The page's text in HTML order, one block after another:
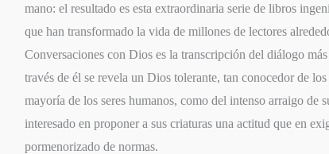
mano: el resultado es esta extraordinaria serie de libros
que han transformado la vida de millones de lectores
Conversaciones con Dios es la transcripción del diálogo
través de él se revela un Dios tolerante, tan conocedor de
mayoría de los seres humanos, como del intenso arraigo de
interesado en proponer a sus criaturas una actitud que en
pormenorizado de normas.